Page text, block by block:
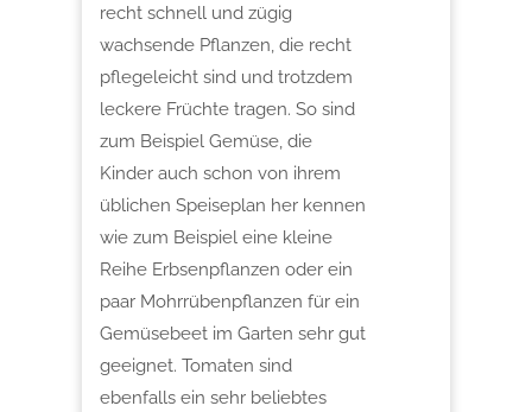
recht schnell und zügig
wachsende Pflanzen, die recht
pflegeleicht sind und trotzdem
leckere Früchte tragen. So sind
zum Beispiel Gemüse, die
Kinder auch schon von ihrem
üblichen Speiseplan her kennen
wie zum Beispiel eine kleine
Reihe Erbsenpflanzen oder ein
paar Mohrrübenpflanzen für ein
Gemüsebeet im Garten sehr gut
geeignet. Tomaten sind
ebenfalls ein sehr beliebtes